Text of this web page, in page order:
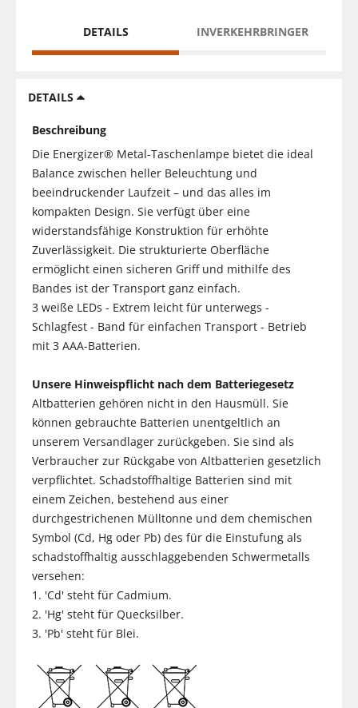
DETAILS INVERKEHRBRINGER
DETAILS
Beschreibung
Die Energizer® Metal-Taschenlampe bietet die ideal
Balance zwischen heller Beleuchtung und
beeindruckender Laufzeit – und das alles im
kompakten Design. Sie verfügt über eine
widerstandsfähige Konstruktion für erhöhte
Zuverlässigkeit. Die strukturierte Oberfläche
ermöglicht einen sicheren Griff und mithilfe des
Bandes ist der Transport ganz einfach.
3 weiße LEDs - Extrem leicht für unterwegs -
Schlagfest - Band für einfachen Transport - Betrieb
mit 3 AAA-Batterien.
Unsere Hinweispflicht nach dem Batteriegesetz
Altbatterien gehören nicht in den Hausmüll. Sie
können gebrauchte Batterien unentgeltlich an
unserem Versandlager zurückgeben. Sie sind als
Verbraucher zur Rückgabe von Altbatterien gesetzlich
verpflichtet. Schadstoffhaltige Batterien sind mit
einem Zeichen, bestehend aus einer
durchgestrichenen Mülltonne und dem chemischen
Symbol (Cd, Hg oder Pb) des für die Einstufung als
schadstoffhaltig ausschlaggebenden Schwermetalls
versehen:
1. 'Cd' steht für Cadmium.
2. 'Hg' steht für Quecksilber.
3. 'Pb' steht für Blei.